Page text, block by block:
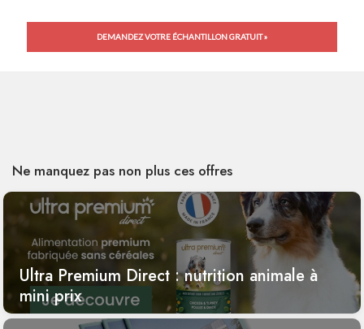
DEMANDEZ VOTRE ÉCHANTILLON GRATUIT »
Ne manquez pas non plus ces offres
Ultra Premium Direct : nutrition animale à
mini prix